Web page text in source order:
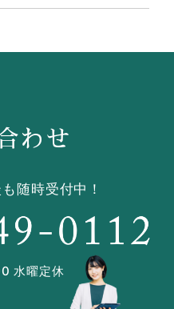
わせ
随時受付中！
水曜定休